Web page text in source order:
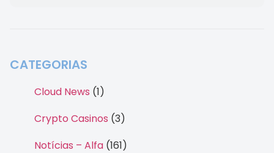
CATEGORIAS
Cloud News (1)
Crypto Casinos (3)
Notícias – Alfa (161)